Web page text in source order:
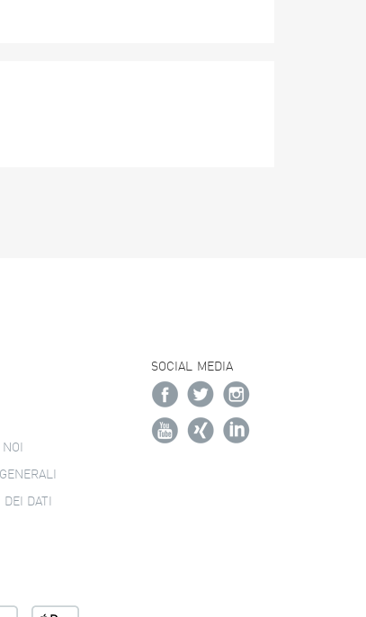
DATI
SOCIAL MEDIA